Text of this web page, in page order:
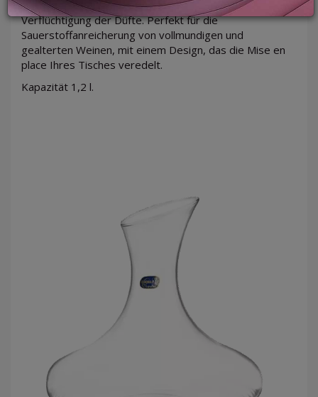
LOGIN
langgestreckte Hals verhindert eine rasche
Verflüchtigung der Düfte. Perfekt für die
Sauerstoffanreicherung von vollmundigen und
gealterten Weinen, mit einem Design, das die Mise en
place Ihres Tisches veredelt.
Kapazität 1,2 l.